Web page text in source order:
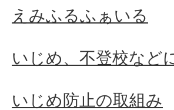
えみふるふぁいる
いじめ、不登校など
いじめ防止の取組み